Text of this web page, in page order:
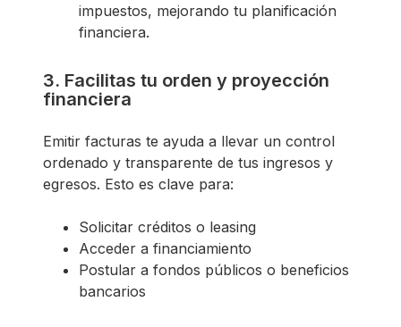
impuestos, mejorando tu planificación
financiera.
3. Facilitas tu orden y proyección
financiera
Emitir facturas te ayuda a llevar un control
ordenado y transparente de tus ingresos y
egresos. Esto es clave para:
Solicitar créditos o leasing
Acceder a financiamiento
Postular a fondos públicos o beneficios
bancarios